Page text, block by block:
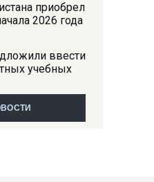
приобрел
2026 года
ввести
учебных